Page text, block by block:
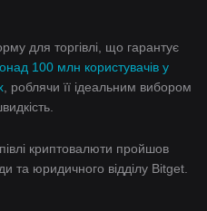
для торгівлі, що гарантує
100 млн користувачів у
, роблячи її ідеальним вибором
криптовалюти пройшов
та юридичного відділу Bitget.